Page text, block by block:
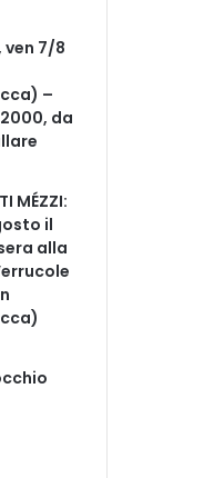
ven 7/8
–
da
MÉZZI:
il
alla